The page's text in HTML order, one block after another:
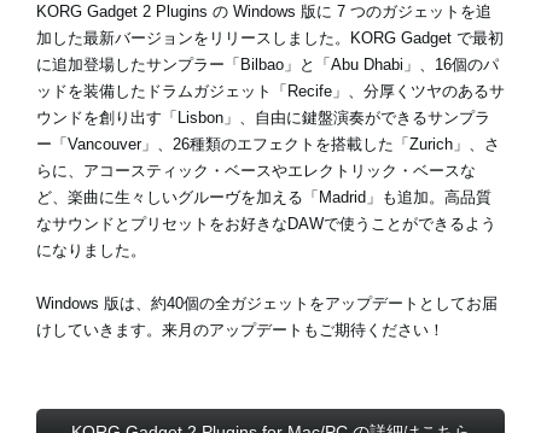
KORG Gadget 2 Plugins の Windows 版に 7 つのガジェットを追
加した最新バージョンをリリースしました。KORG Gadget で最初
に追加登場したサンプラー「Bilbao」と「Abu Dhabi」、16個のパ
ッドを装備したドラムガジェット「Recife」、分厚くツヤのあるサ
ウンドを創り出す「Lisbon」、自由に鍵盤演奏ができるサンプラ
ー「Vancouver」、26種類のエフェクトを搭載した「Zurich」、さ
らに、アコースティック・ベースやエレクトリック・ベースな
ど、楽曲に生々しいグルーヴを加える「Madrid」も追加。高品質
なサウンドとプリセットをお好きなDAWで使うことができるよう
になりました。
Windows 版は、約40個の全ガジェットをアップデートとしてお届
けしていきます。来月のアップデートもご期待ください！